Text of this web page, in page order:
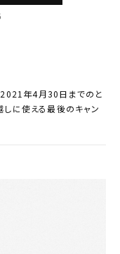
年4月30日までのと
に使える最後のキャン